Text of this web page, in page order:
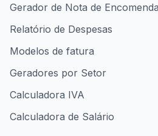
Gerador de Nota de
Relatório de Despesas
Modelos de fatura
Geradores por Setor
Calculadora IVA
Calculadora de Salário